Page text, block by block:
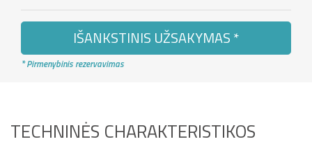
IŠANKSTINIS UŽSAKYMAS *
* Pirmenybinis rezervavimas
TECHNINĖS CHARAKTERISTIKOS